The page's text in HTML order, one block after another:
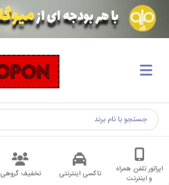
اپراتور تلفن همراه
و اینترنت
تاکسی اینترنتی تخفیف گروهی